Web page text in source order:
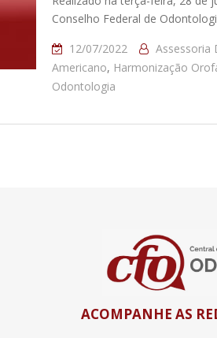
Conselho Federal de
12/07/2022
Assessoria
Americano, Harmonização
Odontologia
ACOMPANHE AS